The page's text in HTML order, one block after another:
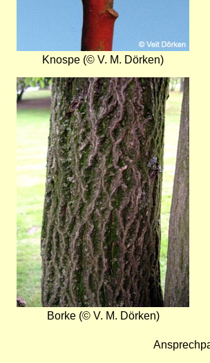
Knospe (© V. M. Dörken)
Bild
Borke (© V. M. Dörken)